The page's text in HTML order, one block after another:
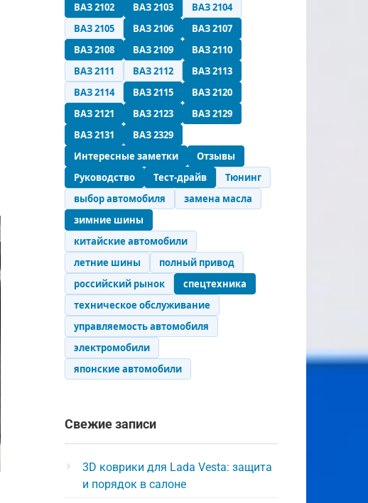
ВАЗ 2102
ВАЗ 2103
ВАЗ 2104
ВАЗ 2105
ВАЗ 2106
ВАЗ 2107
ВАЗ 2108
ВАЗ 2109
ВАЗ 2110
ВАЗ 2111
ВАЗ 2112
ВАЗ 2113
ВАЗ 2114
ВАЗ 2115
ВАЗ 2120
ВАЗ 2121
ВАЗ 2123
ВАЗ 2129
ВАЗ 2131
ВАЗ 2329
Интересные заметки
Отзывы
Руководство
Тест-драйв
Тюнинг
выбор автомобиля
замена масла
зимние шины
китайские автомобили
летние шины
полный привод
российский рынок
спецтехника
техническое обслуживание
управляемость автомобиля
электромобили
японские автомобили
Свежие записи
3D коврики для Lada Vesta: защита
и порядок в салоне